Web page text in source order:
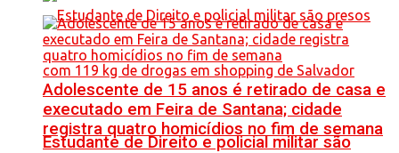
Estudante de Direito e policial militar são
Adolescente de 15 anos é retirado de casa e
executado em Feira de Santana; cidade
registra quatro homicídios no fim de semana